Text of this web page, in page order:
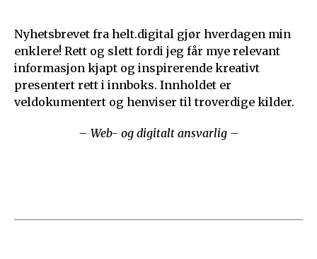
Nyhetsbrevet fra helt.digital gjør hverdagen min
enklere! Rett og slett fordi jeg får mye relevant
informasjon kjapt og inspirerende kreativt
presentert rett i innboks. Innholdet er
veldokumentert og henviser til troverdige kilder.
– Web- og digitalt ansvarlig –